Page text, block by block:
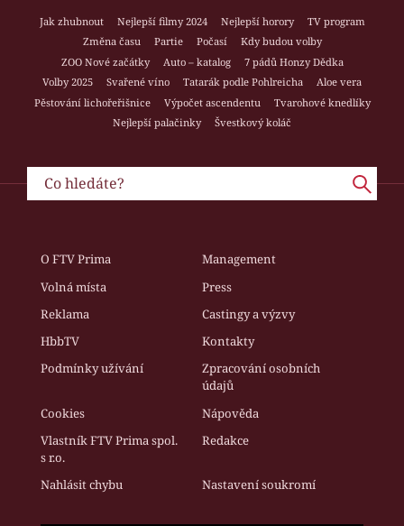
Jak zhubnout Nejlepší filmy 2024 Nejlepší horory
TV program
Změna času
Partie Počasí
Kdy budou volby
ZOO Nové začátky
Auto – katalog
7 pádů Honzy Dědka
Volby 2025
Svařené víno Tatarák podle Pohlreicha
Aloe vera
Pěstování lichořeřišnice
Výpočet ascendentu
Tvarohové knedlíky
Nejlepší palačinky
Švestkový koláč
O FTV Prima
Management
Volná místa
Press
Reklama
Castingy a výzvy
HbbTV
Kontakty
Podmínky užívání
Zpracování osobních
údajů
Cookies
Nápověda
Vlastník FTV Prima spol.
s r.o.
Redakce
Nahlásit chybu Nastavení soukromí